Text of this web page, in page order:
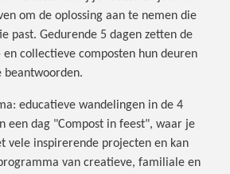
om de oplossing aan te nemen die
past. Gedurende 5 dagen zetten de
collectieve composten hun deuren
beantwoorden.
educatieve wandelingen in de 4
een dag "Compost in feest", waar je
vele inspirerende projecten en kan
van creatieve, familiale en